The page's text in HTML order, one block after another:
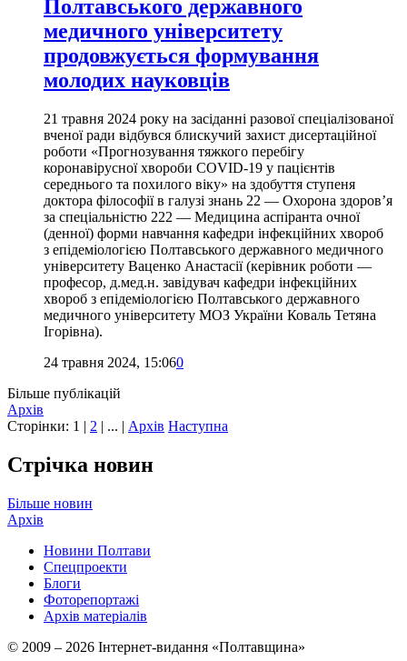
Полтавського державного
медичного університету
продовжується формування
молодих науковців
21 травня 2024 року на засіданні разової спеціалізованої
вченої ради відбувся блискучий захист дисертаційної
роботи «Прогнозування тяжкого перебігу
коронавірусної хвороби COVID-19 у пацієнтів
середнього та похилого віку» на здобуття ступеня
доктора філософії в галузі знань 22 — Охорона здоров’я
за спеціальністю 222 — Медицина аспіранта очної
(денної) форми навчання кафедри інфекційних хвороб
з епідеміологією Полтавського державного медичного
університету Ваценко Анастасії (керівник роботи —
професор, д.мед.н. завідувач кафедри інфекційних
хвороб з епідеміологією Полтавського державного
медичного університету МОЗ України Коваль Тетяна
Ігорівна).
24 травня 2024, 15:060
Більше публікацій
Архів
Сторінки: 1 | 2 | ... | Архів Наступна
Стрічка новин
Більше новин
Архів
Новини Полтави
Спецпроекти
Блоги
Фоторепортажі
Архів матеріалів
© 2009 – 2026 Інтернет-видання «Полтавщина»